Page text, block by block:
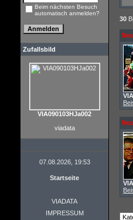
Beim nächsten Besuch
automatisch anmelden?
Zufallsbild
VIA090103HJa002
viadata
07.08.2026, 19:53
Startseite
VIADATA
IMPRESSUM
30